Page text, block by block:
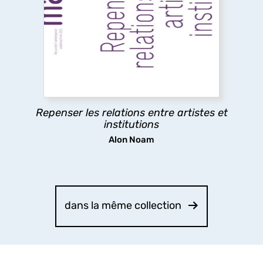
Repenser les relations entre artistes et
institutions
Alon Noam
institutions
Ce numéro explore les relations entre artistes et
institutions, en analysant les tensions entre
aspirations artistiques et logiques
institutionnelles, afin de mettre en lumière les
découvrir
dans la même collection